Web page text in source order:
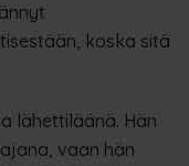
koska sitä
lähettiläänä. Hän
vaan hän